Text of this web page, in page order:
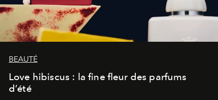
BEAUTÉ
Love hibiscus : la fine fleur des parfums
d’été